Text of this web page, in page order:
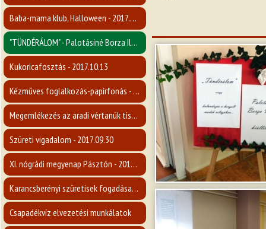
Baba-mama klub, Halloween - 2017.10.31.
"TÜNDÉRÁLOM" - Palotásiné Borza Ilona kiállítása - 2017.10.26.
Kukoricafosztás - 2017.10.13
Kézműves foglalkozás-papírfonás - 2017.10.08.
Megemlékezés az aradi vértanúk tiszteletére - 2017.10.06
Szüreti vigadalom - 2017.09.30
XI. nógrádi megyenap Pásztón - 2017.09.23
Karancsberényi szüretisek fogadása - 2017.09.16
Csapadékvíz elvezetési munkálatok